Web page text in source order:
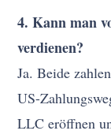
4. Kann man
verdienen?
Ja. Beide
US-
LLC eröffnen